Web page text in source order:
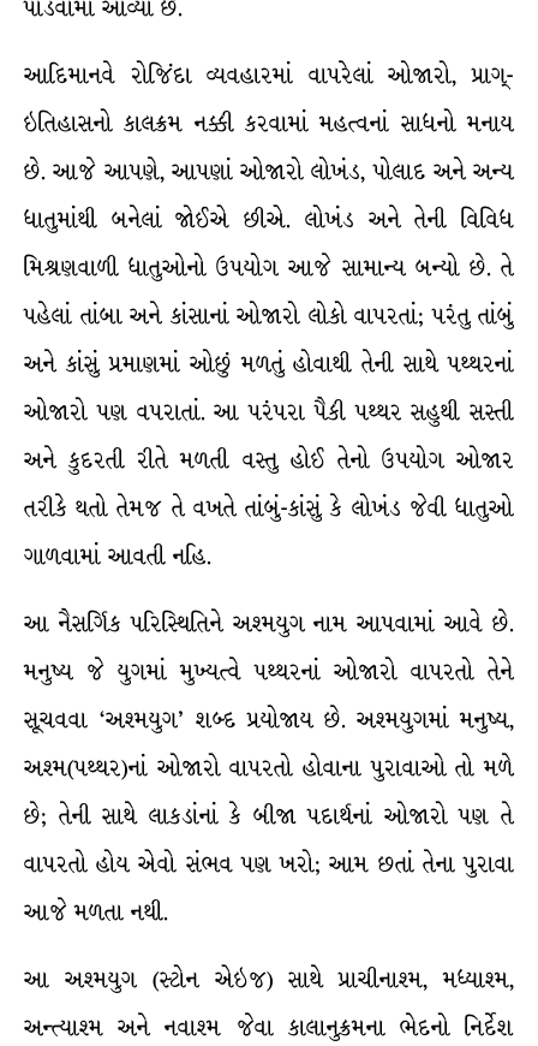
પાડવામાં આવ્યા છે.
આદિમાનવે રોજિંદા વ્યવહારમાં વાપરેલાં ઓજારો, પ્રાગ્-
ઇતિહાસનો કાલક્રમ નક્કી કરવામાં મહત્વનાં સાધનો મનાય
છે. આજે આપણે, આપણાં ઓજારો લોખંડ, પોલાદ અને અન્ય
ધાતુમાંથી બનેલાં જોઈએ છીએ. લોખંડ અને તેની વિવિધ
મિશ્રણવાળી ધાતુઓનો ઉપયોગ આજે સામાન્ય બન્યો છે. તે
પહેલાં તાંબા અને કાંસાનાં ઓજારો લોકો વાપરતાં; પરંતુ તાંબું
અને કાંસું પ્રમાણમાં ઓછું મળતું હોવાથી તેની સાથે પથ્થરનાં
ઓજારો પણ વપરાતાં. આ પરંપરા પૈકી પથ્થર સહુથી સસ્તી
અને કુદરતી રીતે મળતી વસ્તુ હોઈ તેનો ઉપયોગ ઓજાર
તરીકે થતો તેમજ તે વખતે તાંબું-કાંસું કે લોખંડ જેવી ધાતુઓ
ગાળવામાં આવતી નહિ.
આ નૈસર્ગિક પરિસ્થિતિને અશ્મયુગ નામ આપવામાં આવે છે.
મનુષ્ય જે યુગમાં મુખ્યત્વે પથ્થરનાં ઓજારો વાપરતો તેને
સૂચવવા ‘અશ્મયુગ’ શબ્દ પ્રયોજાય છે. અશ્મયુગમાં મનુષ્ય,
અશ્મ(પથ્થર)નાં ઓજારો વાપરતો હોવાના પુરાવાઓ તો મળે
છે; તેની સાથે લાકડાંનાં કે બીજા પદાર્થનાં ઓજારો પણ તે
વાપરતો હોય એવો સંભવ પણ ખરો; આમ છતાં તેના પુરાવા
આજે મળતા નથી.
આ અશ્મયુગ (સ્ટોન એઇજ) સાથે પ્રાચીનાશ્મ, મધ્યાશ્મ,
અન્ત્યાશ્મ અને નવાશ્મ જેવા કાલાનુક્રમના ભેદનો નિર્દેશ